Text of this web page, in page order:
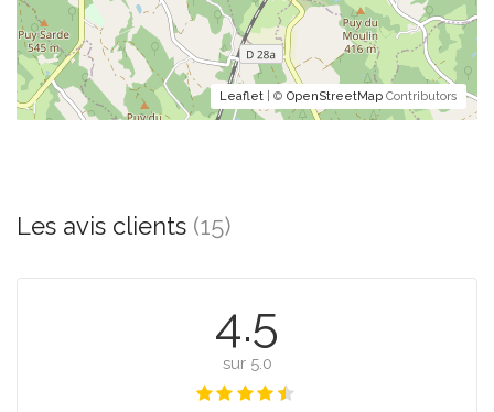
Leaflet | © OpenStreetMap Contributors
Les avis clients (15)
4.5
sur 5.0